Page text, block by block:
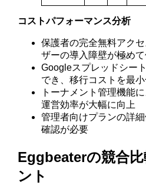
コストパフォーマンス分析
保護者の完全無料アク
ザーの導入障壁が極め
Googleスプレッドシー
でき、移行コストを最
トーナメント管理機能
運営効率が大幅に向上
管理者向けプランの詳
確認が必要
Eggbeaterの競合
ント